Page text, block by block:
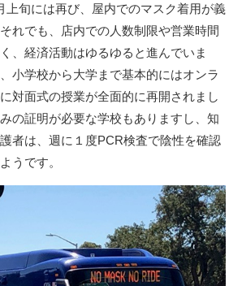
上旬には再び、屋内でのマスク着用が義
れでも、店内での人数制限や営業時間
、経済活動はゆるゆると進んでいま
小学校から大学まで基本的にはオンラ
対面式の授業が全面的に再開されまし
の証明が必要な学校もありますし、知
者は、週に１度PCR検査で陰性を確認
うです。